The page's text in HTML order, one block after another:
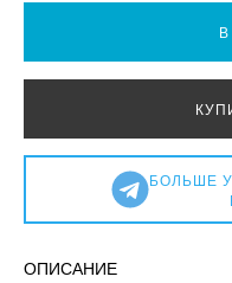
БОЛЬШЕ
ОПИСАНИЕ